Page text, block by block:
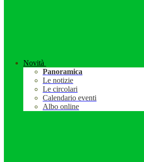
Novità
Panoramica
Le notizie
Le circolari
Calendario eventi
Albo online